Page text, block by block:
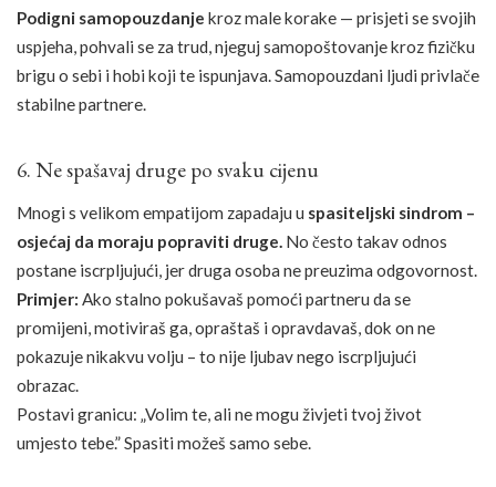
Podigni samopouzdanje kroz male korake — prisjeti se svojih
uspjeha, pohvali se za trud, njeguj samopoštovanje kroz fizičku
brigu o sebi i hobi koji te ispunjava. Samopouzdani ljudi privlače
stabilne partnere.
6. Ne spašavaj druge po svaku cijenu
Mnogi s velikom empatijom zapadaju u spasiteljski sindrom –
osjećaj da moraju popraviti druge. No često takav odnos
postane iscrpljujući, jer druga osoba ne preuzima odgovornost.
Primjer: Ako stalno pokušavaš pomoći partneru da se
promijeni, motiviraš ga, opraštaš i opravdavaš, dok on ne
pokazuje nikakvu volju – to nije ljubav nego iscrpljujući
obrazac.
Postavi granicu: „Volim te, ali ne mogu živjeti tvoj život
umjesto tebe.” Spasiti možeš samo sebe.